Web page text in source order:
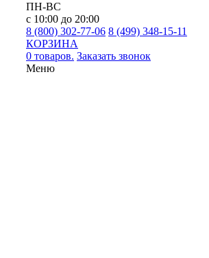
ПН-ВС
с 10:00 до 20:00
8 (800) 302-77-06 8 (499) 348-15-11
КОРЗИНА
0 товаров. Заказать звонок
Меню